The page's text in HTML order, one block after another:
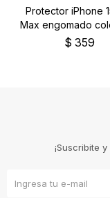
Protector iPhone
Max engomado
$ 359
¡Suscribite